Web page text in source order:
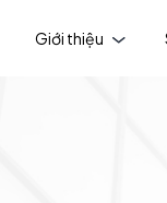
Giới thiệu